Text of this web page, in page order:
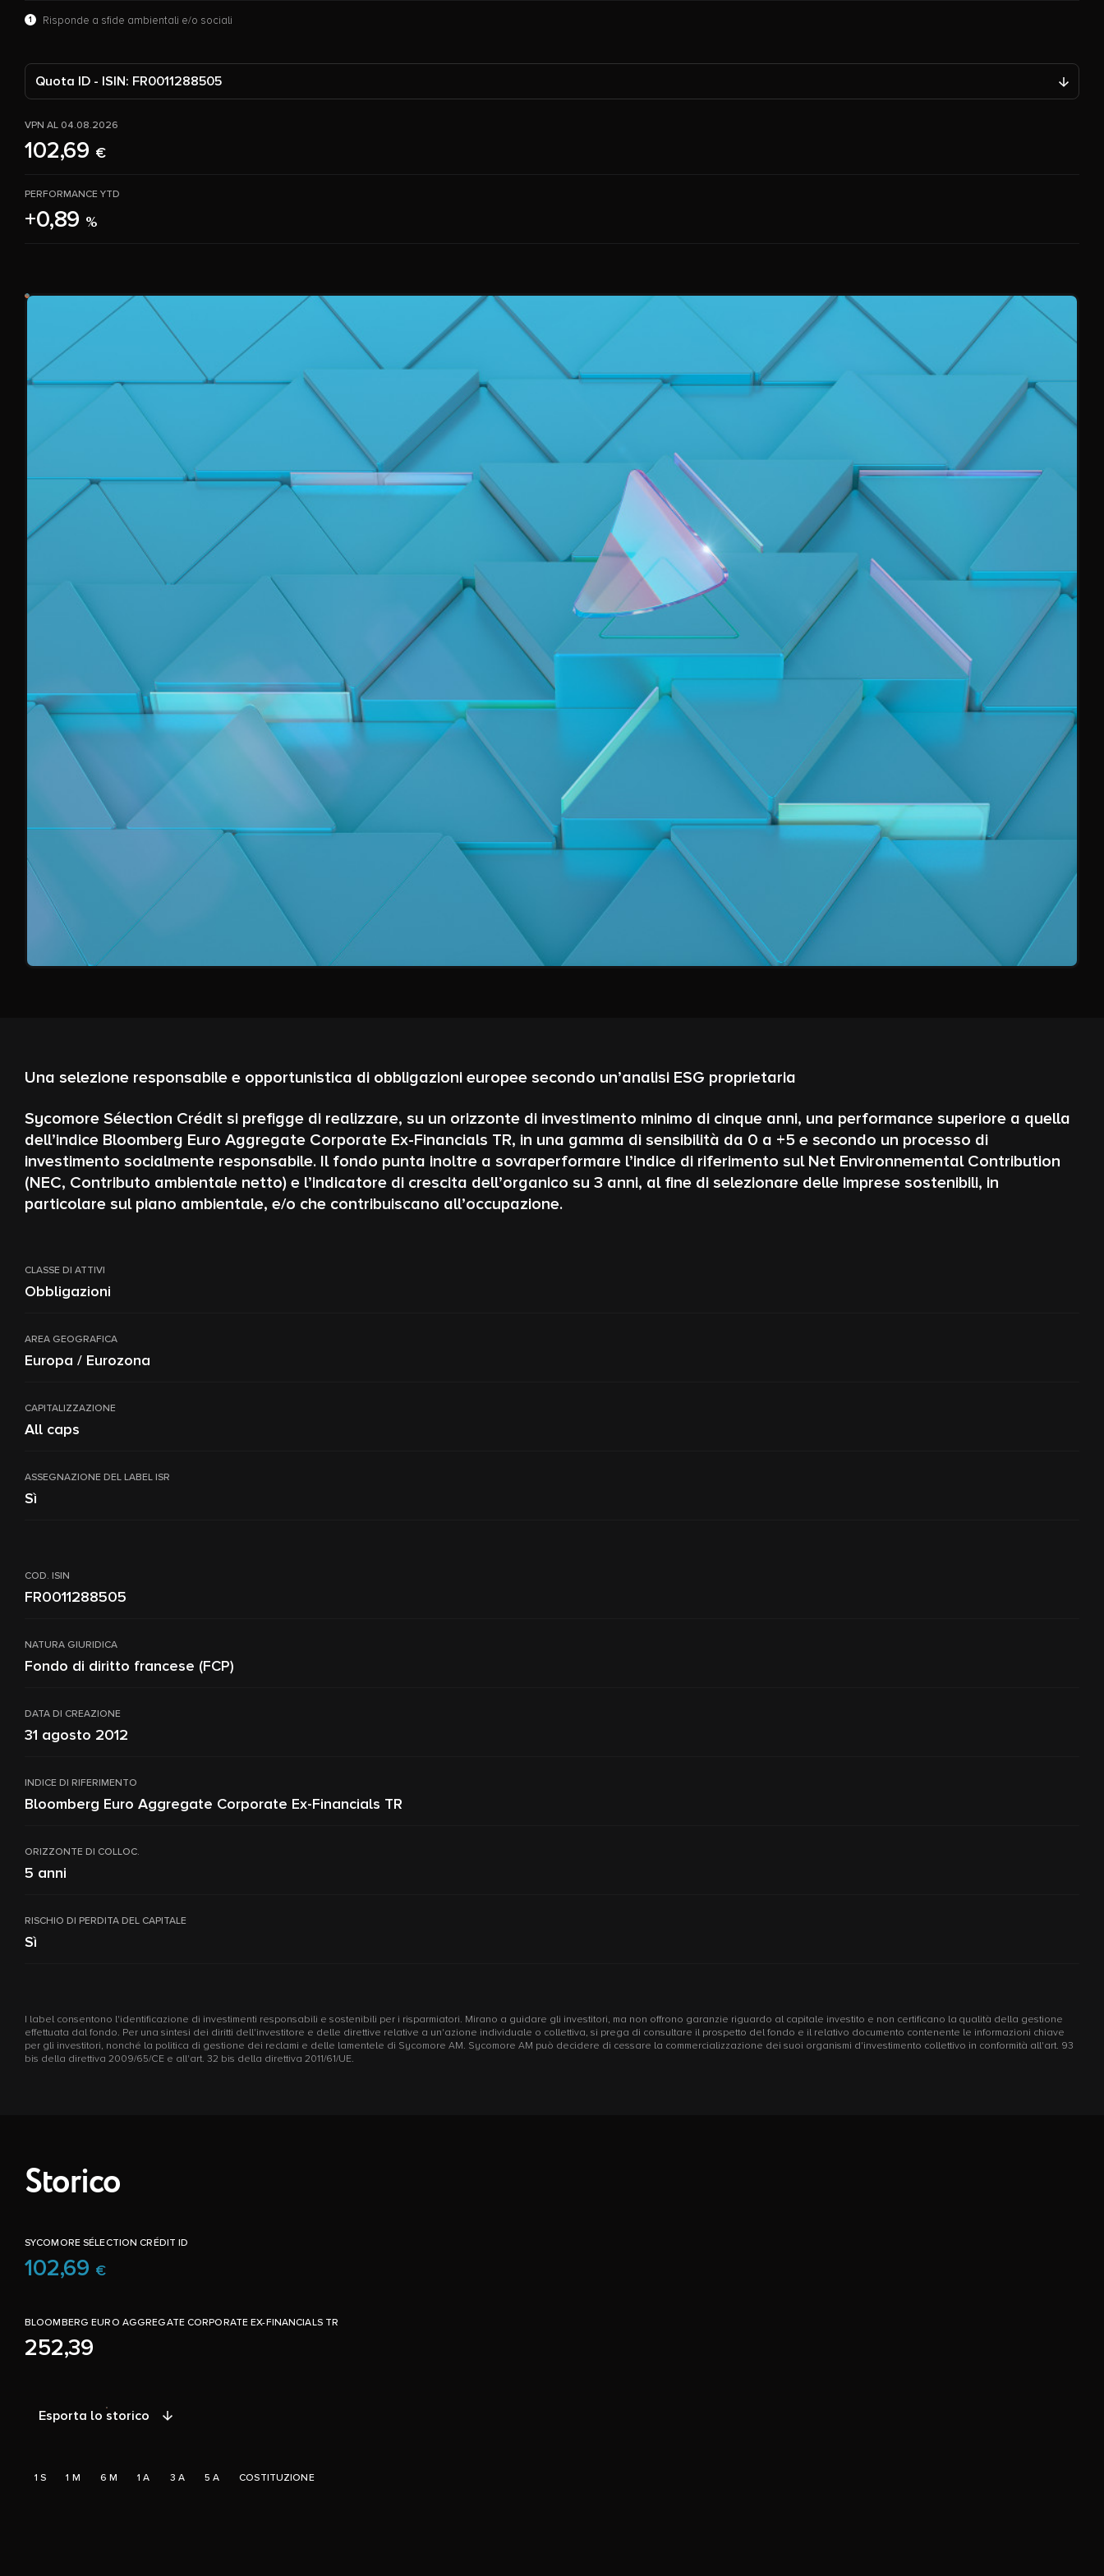
1 Risponde a sfide ambientali e/o sociali
Quota ID - ISIN: FR0011288505
VPN AL 04.08.2026
102,69 €
PERFORMANCE YTD
+0,89 %
Una selezione responsabile e opportunistica di obbligazioni europee secondo un’analisi ESG proprietaria
Sycomore Sélection Crédit si prefigge di realizzare, su un orizzonte di investimento minimo di cinque anni, una performance superiore a quella
dell’indice Bloomberg Euro Aggregate Corporate Ex-Financials TR, in una gamma di sensibilità da 0 a +5 e secondo un processo di
investimento socialmente responsabile. Il fondo punta inoltre a sovraperformare l’indice di riferimento sul Net Environnemental Contribution
(NEC, Contributo ambientale netto) e l’indicatore di crescita dell’organico su 3 anni, al fine di selezionare delle imprese sostenibili, in
particolare sul piano ambientale, e/o che contribuiscano all’occupazione.
CLASSE DI ATTIVI
Obbligazioni
AREA GEOGRAFICA
Europa / Eurozona
CAPITALIZZAZIONE
All caps
ASSEGNAZIONE DEL LABEL ISR
Sì
COD. ISIN
FR0011288505
NATURA GIURIDICA
Fondo di diritto francese (FCP)
DATA DI CREAZIONE
31 agosto 2012
INDICE DI RIFERIMENTO
Bloomberg Euro Aggregate Corporate Ex-Financials TR
ORIZZONTE DI COLLOC.
5 anni
RISCHIO DI PERDITA DEL CAPITALE
Sì
I label consentono l'identificazione di investimenti responsabili e sostenibili per i risparmiatori. Mirano a guidare gli investitori, ma non offrono garanzie riguardo al capitale investito e non certificano la qualità della gestione
effettuata dal fondo. Per una sintesi dei diritti dell'investitore e delle direttive relative a un'azione individuale o collettiva, si prega di consultare il prospetto del fondo e il relativo documento contenente le informazioni chiave
per gli investitori, nonché la politica di gestione dei reclami e delle lamentele di Sycomore AM. Sycomore AM può decidere di cessare la commercializzazione dei suoi organismi d'investimento collettivo in conformità all'art. 93
bis della direttiva 2009/65/CE e all'art. 32 bis della direttiva 2011/61/UE.
Storico
SYCOMORE SÉLECTION CRÉDIT ID
102,69 €
BLOOMBERG EURO AGGREGATE CORPORATE EX-FINANCIALS TR
252,39
Esporta lo storico
1 S 1 M 6 M 1 A 3 A 5 A COSTITUZIONE